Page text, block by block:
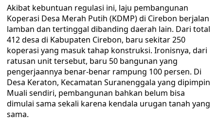
Akibat kebuntuan regulasi ini, laju pembangunan
Koperasi Desa Merah Putih (KDMP) di Cirebon berjalan
lamban dan tertinggal dibanding daerah lain. Dari total
412 desa di Kabupaten Cirebon, baru sekitar 250
koperasi yang masuk tahap konstruksi. Ironisnya, dari
ratusan unit tersebut, baru 50 bangunan yang
pengerjaannya benar-benar rampung 100 persen. Di
Desa Keraton, Kecamatan Suranenggala yang dipimpin
Muali sendiri, pembangunan bahkan belum bisa
dimulai sama sekali karena kendala urugan tanah yang
sama.